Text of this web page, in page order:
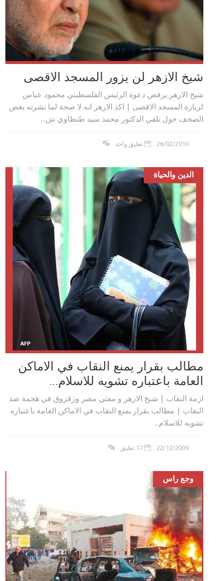
شيخ الازهر لن يزور المسجد الاقصى
شيخ الازهر يرفض دعوة الرئيس الفلسطيني محمود عباس
لزيارة المسجد الاقصى | اكد الازهر انه لا صحة لما نشرته بعض‮
‬الصحف حول تلقي الدكتور محمد سيد طنطاوي ش...
26/02/2010 تعليق واحد
الدين والحياة
مطالب بقرار يمنع النقاب في الاماكن
العامة باعتباره تشويه للاسلام...
ازمة النقاب | شيخ الازهر و مفتي مصر وزقزوق في هجمة ضد
النقاب | مطالب بقرار يمنع النقاب في الاماكن العامة باعتباره
تشويه للاسلام...
22/12/2009 17 تعليق
وجع راس